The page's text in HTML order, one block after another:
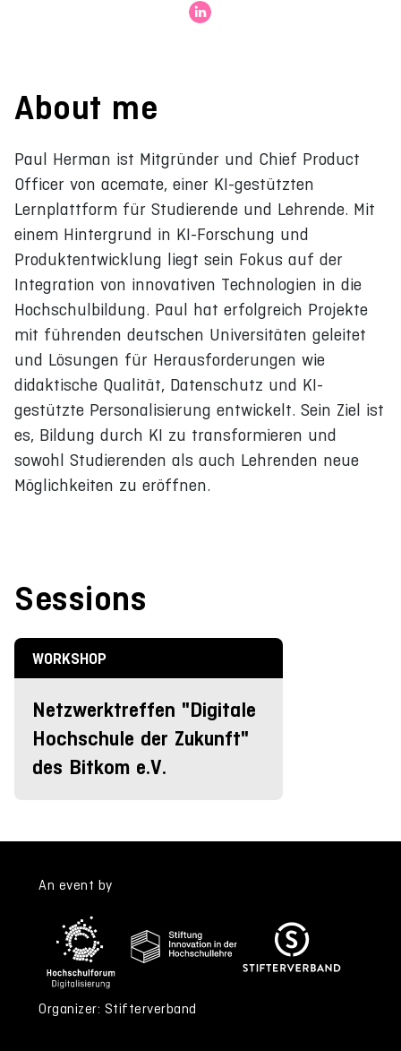
About me
Paul Herman ist Mitgründer und Chief Product
Officer von acemate, einer KI-gestützten
Lernplattform für Studierende und Lehrende. Mit
einem Hintergrund in KI-Forschung und
Produktentwicklung liegt sein Fokus auf der
Integration von innovativen Technologien in die
Hochschulbildung. Paul hat erfolgreich Projekte
mit führenden deutschen Universitäten geleitet
und Lösungen für Herausforderungen wie
didaktische Qualität, Datenschutz und KI-
gestützte Personalisierung entwickelt. Sein Ziel ist
es, Bildung durch KI zu transformieren und
sowohl Studierenden als auch Lehrenden neue
Möglichkeiten zu eröffnen.
Sessions
WORKSHOP
Netzwerktreffen "Digitale
Hochschule der Zukunft"
des Bitkom e.V.
An event by
Organizer: Stifterverband